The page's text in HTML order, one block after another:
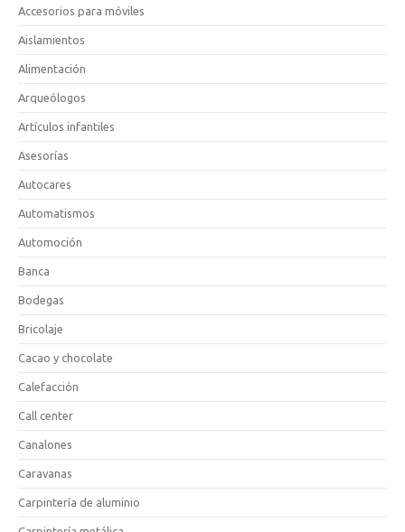
Accesorios para móviles
Aislamientos
Alimentación
Arqueólogos
Artículos infantiles
Asesorías
Autocares
Automatismos
Automoción
Banca
Bodegas
Bricolaje
Cacao y chocolate
Calefacción
Call center
Canalones
Caravanas
Carpintería de aluminio